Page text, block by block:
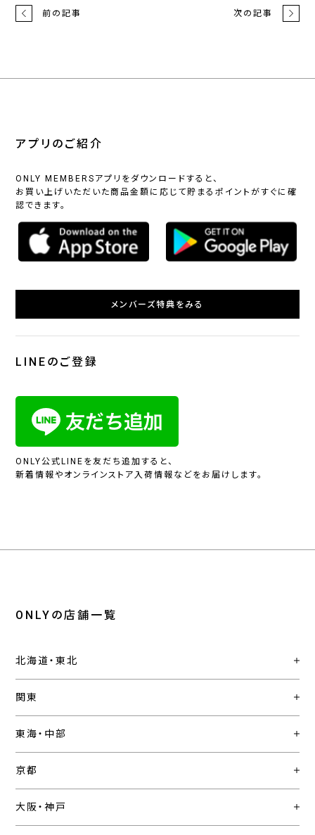
前の記事 次の記事
アプリのご紹介
ONLY MEMBERSアプリをダウンロードすると、
お買い上げいただいた商品金額に応じて貯まるポイントがすぐに確
認できます。
メンバーズ特典をみる
LINEのご登録
ONLY公式LINEを友だち追加すると、
新着情報やオンラインストア入荷情報などをお届けします。
ONLYの店舗一覧
北海道・東北
関東
東海・中部
京都
大阪・神戸